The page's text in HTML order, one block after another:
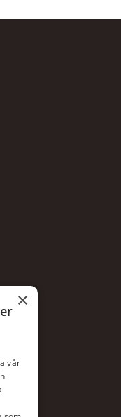
×
vår